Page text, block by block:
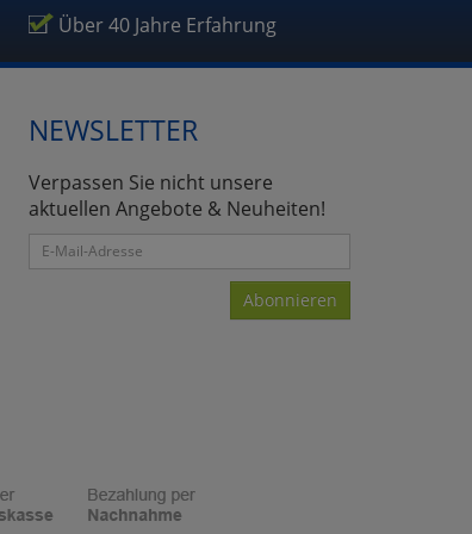
Über 40 Jahre Erfahrung
NEWSLETTER
Verpassen Sie nicht unsere
aktuellen Angebote & Neuheiten!
Abonnieren